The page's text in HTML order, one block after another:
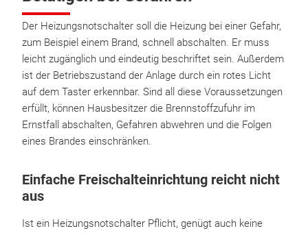
Der Heizungsnotschalter soll die Heizung bei einer Gefahr,
zum Beispiel einem Brand, schnell abschalten. Er muss
leicht zugänglich und eindeutig beschriftet sein. Außerdem
ist der Betriebszustand der Anlage durch ein rotes Licht
auf dem Taster erkennbar. Sind all diese Voraussetzungen
erfüllt, können Hausbesitzer die Brennstoffzufuhr im
Ernstfall abschalten, Gefahren abwehren und die Folgen
eines Brandes einschränken.
Einfache Freischalteinrichtung reicht nicht
aus
Ist ein Heizungsnotschalter Pflicht, genügt auch keine